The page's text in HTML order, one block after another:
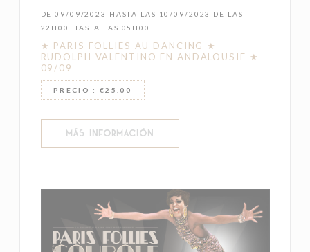
DE 09/09/2023 HASTA LAS 10/09/2023 DE LAS
22H00 HASTA LAS 05H00
★ PARIS FOLLIES AU DANCING ★
RUDOLPH VALENTINO EN ANDALOUSIE ★
09/09
PRECIO : €25.00
MÁS INFORMACIÓN